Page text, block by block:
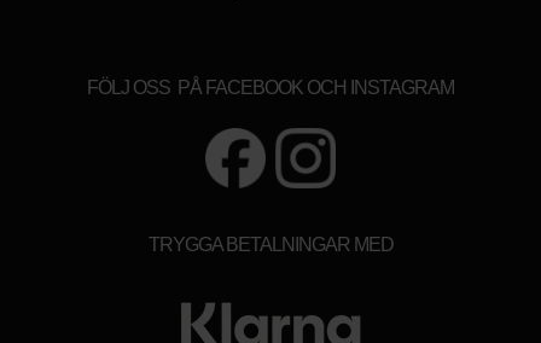
FÖLJ OSS PÅ FACEBOOK OCH INSTAGRAM
TRYGGA BETALNINGAR MED